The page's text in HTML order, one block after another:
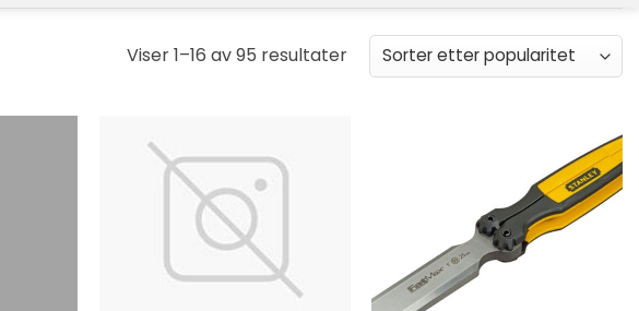
Viser 1–16 av 95 resultaterSortert
etter